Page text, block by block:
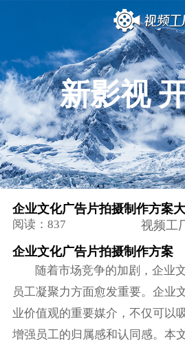
新影视
企业文化广告片拍摄制作方案
阅读：837
视频工
企业文化广告片拍摄制作方案
随着市场竞争的加剧，企业
员工凝聚力方面愈发重要。企业
业价值观的重要媒介，不仅可以
增强员工的归属感和认同感。本